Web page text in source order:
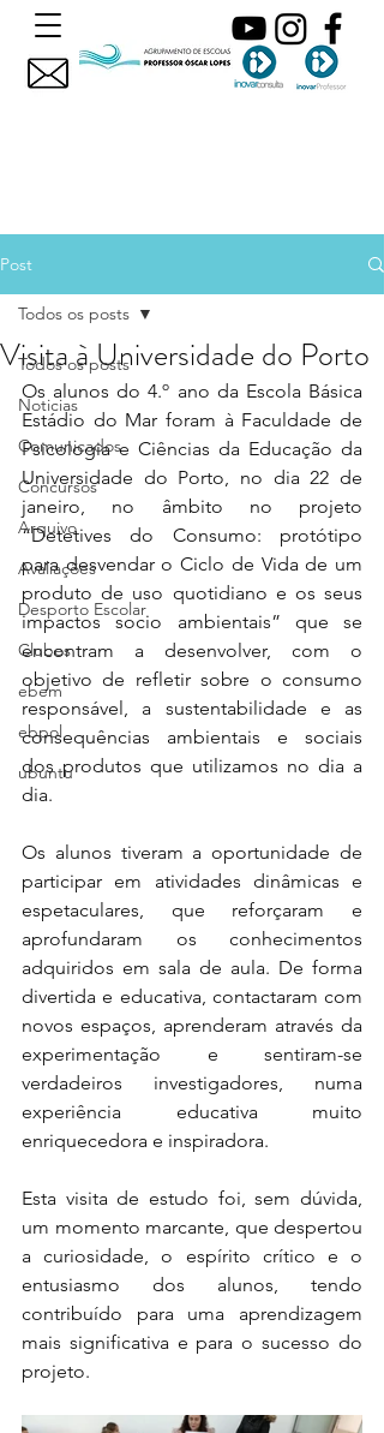
Post
Todos os posts
Noticias
Comunicados
Concursos
Arquivo
Avaliações
Desporto Escolar
Clubes
ebem
ebpol
ubuntu
Todos os posts
Visita à Universidade do Porto
Os alunos do 4.º ano da Escola Básica
Estádio do Mar foram à Faculdade de
Psicologia e Ciências da Educação da
Universidade do Porto, no dia 22 de
janeiro, no âmbito no projeto
“Detetives do Consumo: protótipo
para desvendar o Ciclo de Vida de um
produto de uso quotidiano e os seus
impactos socio ambientais” que se
encontram a desenvolver, com o
objetivo de refletir sobre o consumo
responsável, a sustentabilidade e as
consequências ambientais e sociais
dos produtos que utilizamos no dia a
dia.
Os alunos tiveram a oportunidade de
participar em atividades dinâmicas e
espetaculares, que reforçaram e
aprofundaram os conhecimentos
adquiridos em sala de aula. De forma
divertida e educativa, contactaram com
novos espaços, aprenderam através da
experimentação e sentiram-se
verdadeiros investigadores, numa
experiência educativa muito
enriquecedora e inspiradora.
Esta visita de estudo foi, sem dúvida,
um momento marcante, que despertou
a curiosidade, o espírito crítico e o
entusiasmo dos alunos, tendo
contribuído para uma aprendizagem
mais significativa e para o sucesso do
projeto.